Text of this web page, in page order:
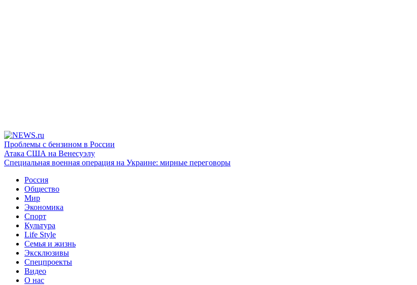
Проблемы с бензином в России
Атака США на Венесуэлу
Специальная военная операция на Украине: мирные переговоры
Россия
Общество
Мир
Экономика
Спорт
Культура
Life Style
Семья и жизнь
Эксклюзивы
Спецпроекты
Видео
О нас